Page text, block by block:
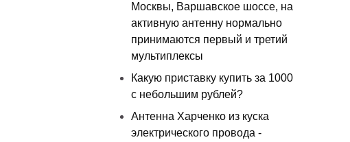
Москвы, Варшавское шоссе, на
активную антенну нормально
принимаются первый и третий
мультиплексы
Какую приставку купить за 1000
с небольшим рублей?
Антенна Харченко из куска
электрического провода -